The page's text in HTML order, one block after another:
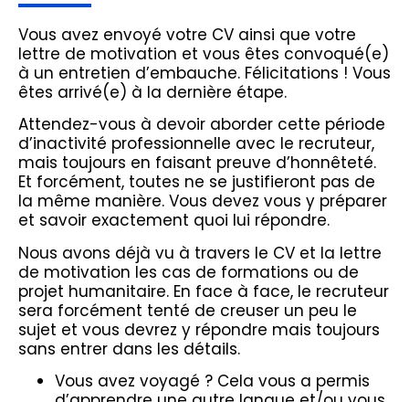
Vous avez envoyé votre CV ainsi que votre
lettre de motivation et vous êtes convoqué(e)
à un entretien d’embauche. Félicitations ! Vous
êtes arrivé(e) à la dernière étape.
Attendez-vous à devoir aborder cette période
d’inactivité professionnelle avec le recruteur,
mais toujours en faisant preuve d’honnêteté.
Et forcément, toutes ne se justifieront pas de
la même manière. Vous devez vous y préparer
et savoir exactement quoi lui répondre.
Nous avons déjà vu à travers le CV et la lettre
de motivation les cas de formations ou de
projet humanitaire. En face à face, le recruteur
sera forcément tenté de creuser un peu le
sujet et vous devrez y répondre mais toujours
sans entrer dans les détails.
Vous avez voyagé ? Cela vous a permis